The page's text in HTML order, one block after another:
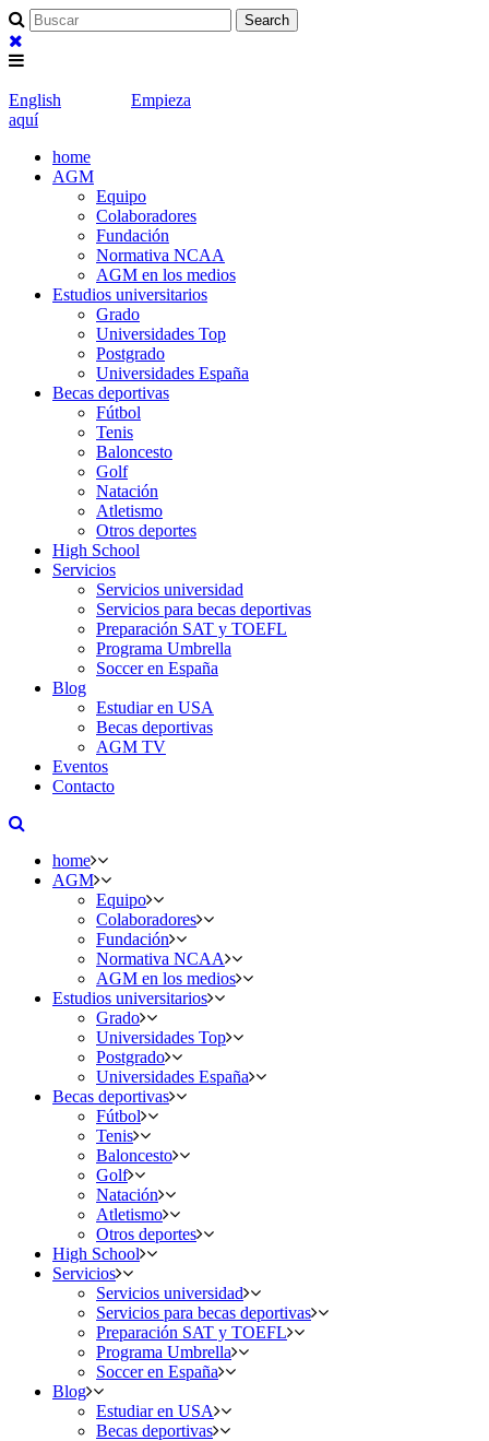
English
Empieza
aquí
home
AGM
Equipo
Colaboradores
Fundación
Normativa NCAA
AGM en los medios
Estudios universitarios
Grado
Universidades Top
Postgrado
Universidades España
Becas deportivas
Fútbol
Tenis
Baloncesto
Golf
Natación
Atletismo
Otros deportes
High School
Servicios
Servicios universidad
Servicios para becas deportivas
Preparación SAT y TOEFL
Programa Umbrella
Soccer en España
Blog
Estudiar en USA
Becas deportivas
AGM TV
Eventos
Contacto
home
AGM
Equipo
Colaboradores
Fundación
Normativa NCAA
AGM en los medios
Estudios universitarios
Grado
Universidades Top
Postgrado
Universidades España
Becas deportivas
Fútbol
Tenis
Baloncesto
Golf
Natación
Atletismo
Otros deportes
High School
Servicios
Servicios universidad
Servicios para becas deportivas
Preparación SAT y TOEFL
Programa Umbrella
Soccer en España
Blog
Estudiar en USA
Becas deportivas